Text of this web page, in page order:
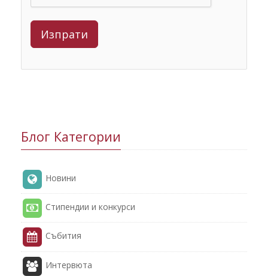
Блог Категории
Новини
Стипендии и конкурси
Събития
Интервюта